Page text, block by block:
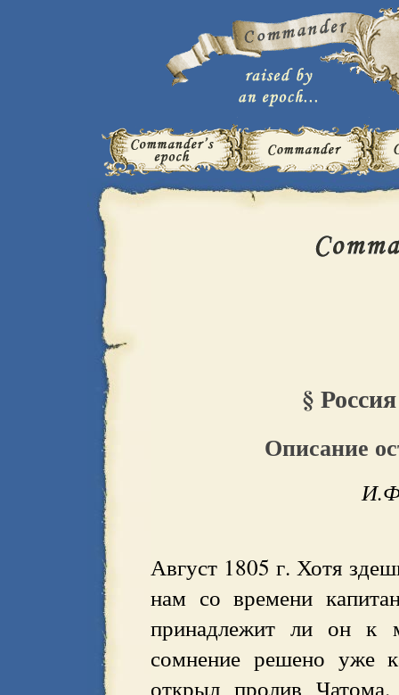
§ Россия
Описание
Август 1805 г. Хотя
нам со времени
принадлежит ли он к
сомнение решено уже
открыл пролив